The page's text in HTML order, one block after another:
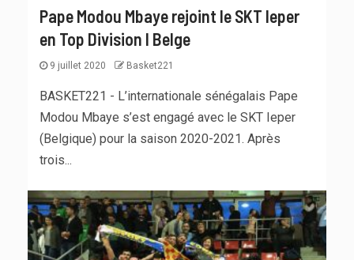
Pape Modou Mbaye rejoint le SKT Ieper
en Top Division I Belge
9 juillet 2020 Basket221
BASKET221 - L’internationale sénégalais Pape
Modou Mbaye s’est engagé avec le SKT Ieper
(Belgique) pour la saison 2020-2021. Après
trois...